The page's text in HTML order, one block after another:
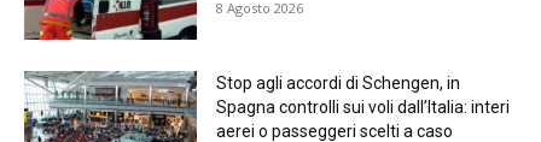
8 Agosto 2026
Stop agli accordi di Schengen, in
Spagna controlli sui voli dall’Italia: interi
aerei o passeggeri scelti a caso